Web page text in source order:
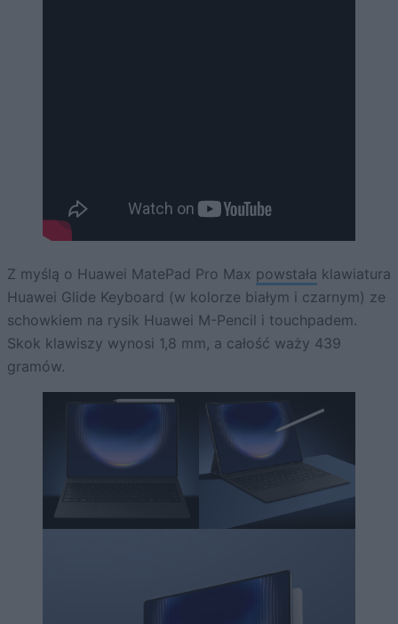
Z myślą o Huawei MatePad Pro Max powstała klawiatura
Huawei Glide Keyboard (w kolorze białym i czarnym) ze
schowkiem na rysik Huawei M-Pencil i touchpadem.
Skok klawiszy wynosi 1,8 mm, a całość waży 439
gramów.